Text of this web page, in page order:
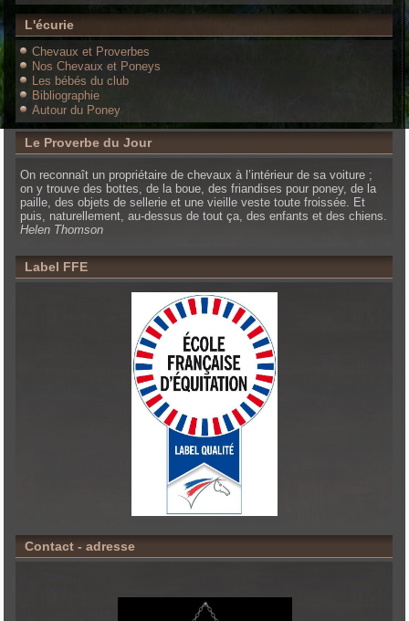
L'écurie
Chevaux et Proverbes
Nos Chevaux et Poneys
Les bébés du club
Bibliographie
Autour du Poney
Le Proverbe du Jour
On reconnaît un propriétaire de chevaux à l’intérieur de sa voiture ;
on y trouve des bottes, de la boue, des friandises pour poney, de la
paille, des objets de sellerie et une vieille veste toute froissée. Et
puis, naturellement, au-dessus de tout ça, des enfants et des chiens.
Helen Thomson
Label FFE
Contact - adresse